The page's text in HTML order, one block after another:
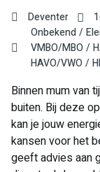
Deventer
Onbekend
VMBO/MBO
HAVO/VWO
Binnen mum van
buiten. Bij deze
kan je jouw
kansen voor het
geeft advies aan